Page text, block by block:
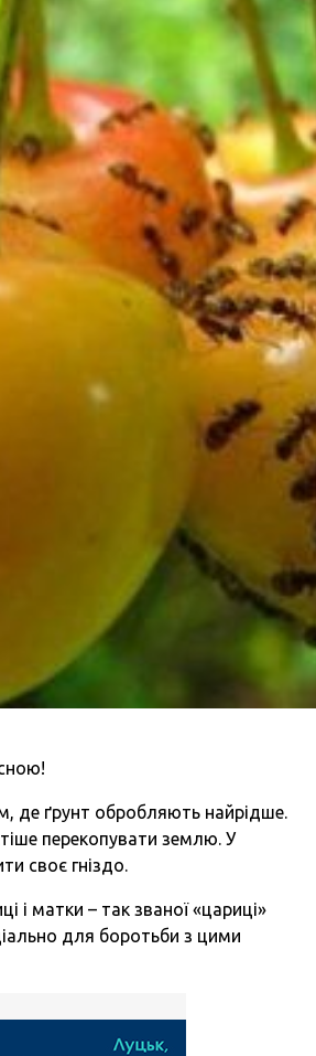
де ґрунт обробляють найрідше.
перекопувати землю. У
своє гніздо.
і матки – так званої «цариці»
для боротьби з цими